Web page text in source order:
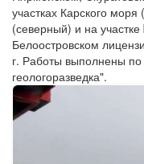
участках Карского
(северный) и на
Белоостровском
г. Работы выполнены
геологоразведка".